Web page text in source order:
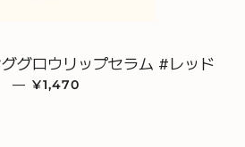
グロウリップセラム #レッド
— 販売価格
¥1,470